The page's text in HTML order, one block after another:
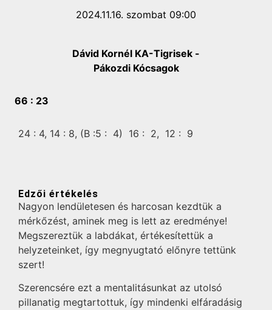
2024.11.16. szombat 09:00
Dávid Kornél KA-Tigrisek -
Pákozdi Kócsagok
66 : 23
24 : 4, 14 : 8, (B :5 : 4) 16 : 2, 12 : 9
Edzői értékelés
Nagyon lendületesen és harcosan kezdtük a
mérkőzést, aminek meg is lett az eredménye!
Megszereztük a labdákat, értékesítettük a
helyzeteinket, így megnyugtató előnyre tettünk
szert!
Szerencsére ezt a mentalitásunkat az utolsó
pillanatig megtartottuk, így mindenki elfáradásig